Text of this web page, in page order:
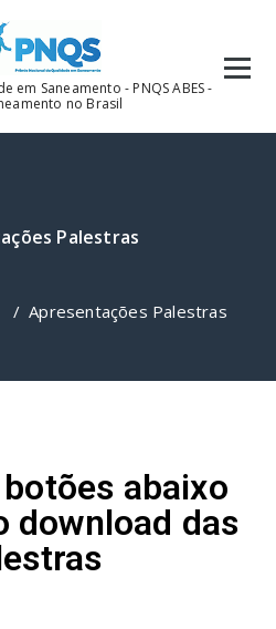
em Saneamento - PNQS ABES -
no Brasil
Palestras
/Apresentações Palestras
abaixo
download das